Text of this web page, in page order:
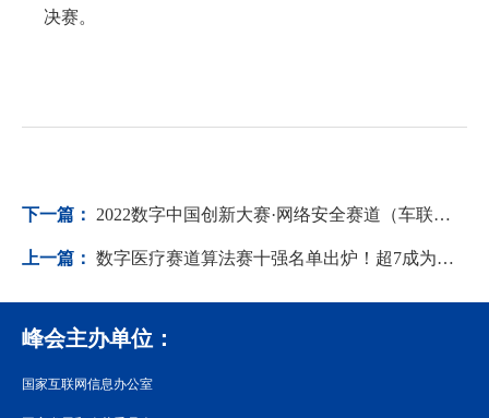
决赛。
下一篇： 2022数字中国创新大赛·网络安全赛道（车联网安全方向）初赛成功举办
上一篇： 数字医疗赛道算法赛十强名单出炉！超7成为高校在校生→
峰会主办单位：
国家互联网信息办公室